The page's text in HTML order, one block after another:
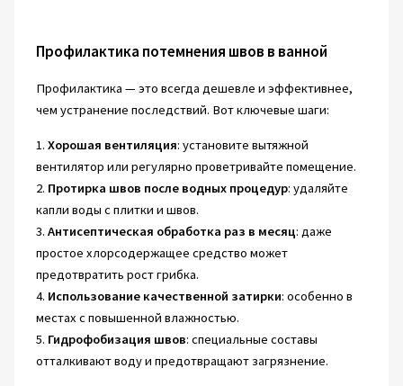
Профилактика потемнения швов в ванной
Профилактика — это всегда дешевле и эффективнее,
чем устранение последствий. Вот ключевые шаги:
1. Хорошая вентиляция: установите вытяжной
вентилятор или регулярно проветривайте помещение.
2. Протирка швов после водных процедур: удаляйте
капли воды с плитки и швов.
3. Антисептическая обработка раз в месяц: даже
простое хлорсодержащее средство может
предотвратить рост грибка.
4. Использование качественной затирки: особенно в
местах с повышенной влажностью.
5. Гидрофобизация швов: специальные составы
отталкивают воду и предотвращают загрязнение.